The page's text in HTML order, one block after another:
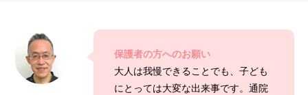
保護者の方へのお願い
大人は我慢できることでも、子ども
にとっては大変な出来事です。通院